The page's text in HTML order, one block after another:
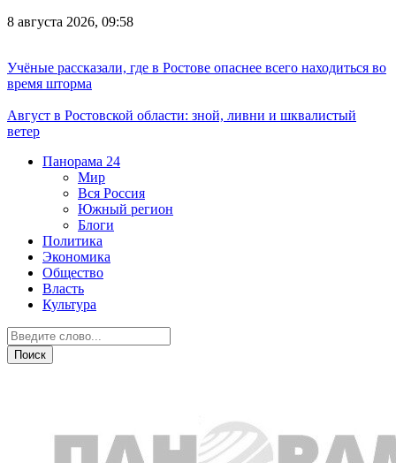
8 августа 2026, 09:58
Учёные рассказали, где в Ростове опаснее всего находиться во
время шторма
Август в Ростовской области: зной, ливни и шквалистый
ветер
Панорама 24
Мир
Вся Россия
Южный регион
Блоги
Политика
Экономика
Общество
Власть
Культура